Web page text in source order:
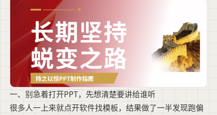
一、别急着打开PPT，先想清楚要讲给谁听
很多人一上来就点开软件找模板，结果做了一半发现跑偏